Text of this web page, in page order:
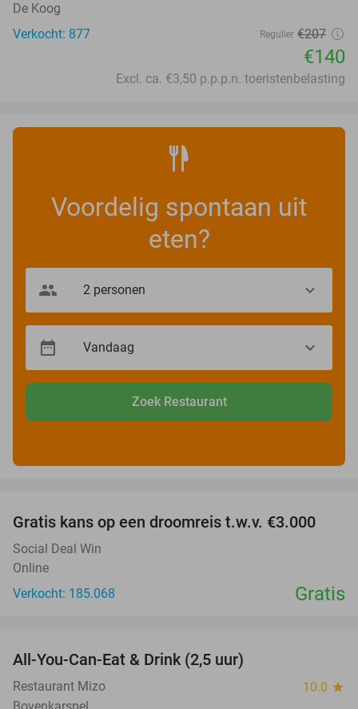
De Koog
Verkocht: 877
Regulier €207
€140
Excl. ca. €3,50 p.p.p.n. toeristenbelasting
Voordelig spontaan uit
eten?
Zoek Restaurant
Gratis kans op een droomreis t.w.v. €3.000
Social Deal Win
Online
Verkocht: 185.068
Gratis
All-You-Can-Eat & Drink (2,5 uur)
Restaurant Mizo 10.0 star